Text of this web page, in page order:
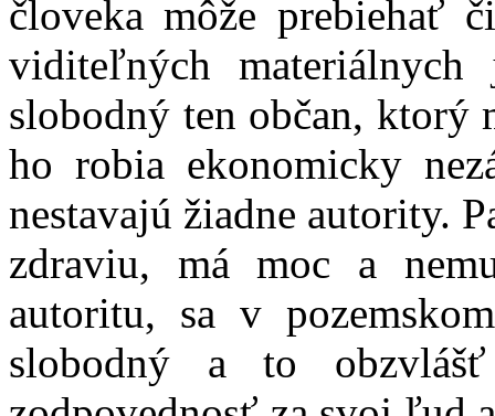
človeka môže prebiehať
viditeľných
slobodný ten občan, ktorý
ho robia ekonomicky
nestavajú žiadne autority.
zdraviu, má moc a
autoritu, sa v
slobodný a to